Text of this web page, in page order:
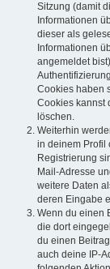
Sitzung (damit
Informationen
dieser als
Informationen
angemeldet
Cookies haben
Cookies kannst
löschen.
Weiterhin
in deinem Profil
Registrierung
Mail-Adresse
weitere Daten
deren Eingabe
Wenn du einen
die dort
du einen
auch deine IP-